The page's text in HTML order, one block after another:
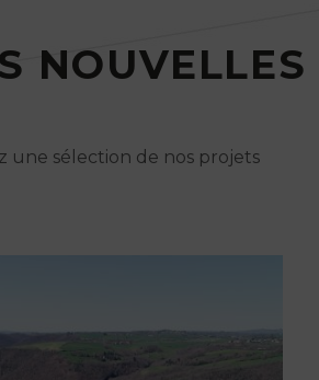
NOUVELLES
une sélection de nos projets